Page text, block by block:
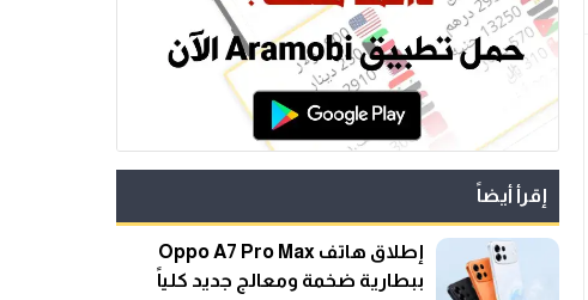
إقرأ أيضاً
إطلاق هاتف Oppo A7 Pro Max
ببطارية ضخمة ومعالج جديد كلياً